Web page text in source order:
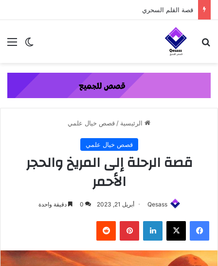
content
الوضع بحث عن
الرئيسية / قصص خيال علمي
قصص خيال علمي
قصة الرحلة إلى المريخ والحجر
الأحمر
Qesass أبريل 21, 2023 0 دقيقة واحدة
فيسبوك ‫X لينكدإن بينتيريست